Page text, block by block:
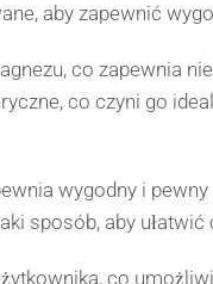
aby zapewnić
co zapewnia
co czyni go
wygodny i
sposób, aby
co